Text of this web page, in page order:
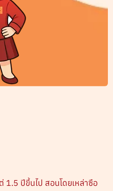
1.5 ปีขึ้นไป สอนโดยเหล่าซือ